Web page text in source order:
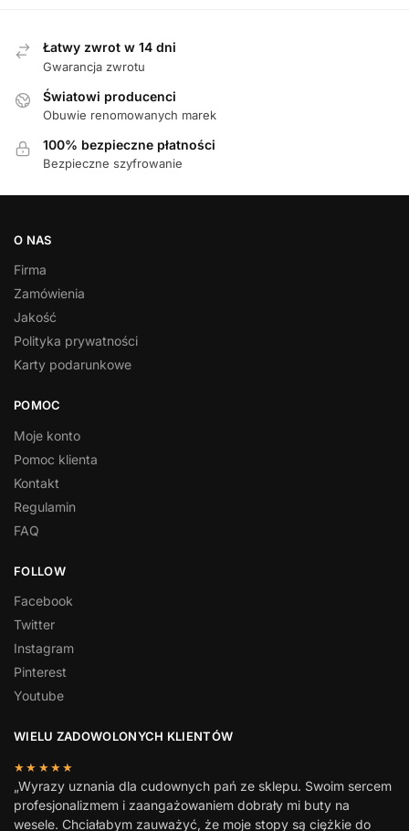
Łatwy zwrot w 14 dni
Gwarancja zwrotu
Światowi producenci
Obuwie renomowanych marek
100% bezpieczne płatności
Bezpieczne szyfrowanie
O NAS
Firma
Zamówienia
Jakość
Polityka prywatności
Karty podarunkowe
POMOC
Moje konto
Pomoc klienta
Kontakt
Regulamin
FAQ
FOLLOW
Facebook
Twitter
Instagram
Pinterest
Youtube
WIELU ZADOWOLONYCH KLIENTÓW
★★★★★
„Wyrazy uznania dla cudownych pań ze sklepu. Swoim sercem
profesjonalizmem i zaangażowaniem dobrały mi buty na
wesele. Chciałabym zauważyć, że moje stopy są ciężkie do